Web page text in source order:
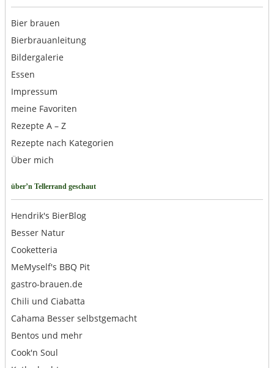
Bier brauen
Bierbrauanleitung
Bildergalerie
Essen
Impressum
meine Favoriten
Rezepte A – Z
Rezepte nach Kategorien
Über mich
über’n Tellerrand geschaut
Hendrik's BierBlog
Besser Natur
Cooketteria
MeMyself's BBQ Pit
gastro-brauen.de
Chili und Ciabatta
Cahama Besser selbstgemacht
Bentos und mehr
Cook'n Soul